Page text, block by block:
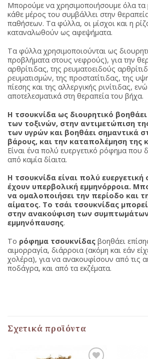
Μπορούμε να χρησιμοποιήσουμε όλα τα
κάθε μέρος του συμβάλλει στην
παθήσεων. Τα φύλλα, οι μίσχοι και η
καταναλωθούν ως αφεψήματα.
Τα φύλλα χρησιμοποιούνται ως
προβλήματα στους νεφρούς), για την
αρθρίτιδας, της ρευματοειδούς
ρευματισμών, της προστατίτιδας, της
πίεσης και της αλλεργικής ρινίτιδας, ενώ
αποτελεσματικά στη θεραπεία του βήχα.
Η τσουκνίδα ως διουρητικό
των τοξινών, στην αντιμετώπιση
των υγρών και βοηθάει σημαντικά
βάρους, και την καταπολέμηση της
Είναι ένα πολύ ευεργετικό ρόφημα που
από καμία δίαιτα.
Η τσουκνίδα είναι πολύ ευεργετική
έχουν υπερβολική εμμηνόρροια.
να ομαλοποιήσει την περίοδο και
αίματος. Το τσάι τσουκνίδας
στην ανακούφιση των
εμμηνόπαυσης.
Το ρόφημα τσουκνίδας βοηθάει
αιμορραγία, διάρροια (ακόμη και εάν
χολέρα), για να ανακουφίσουν από τις
ποδάγρα, και από τα εκζέματα.
Σχετικά προϊόντα